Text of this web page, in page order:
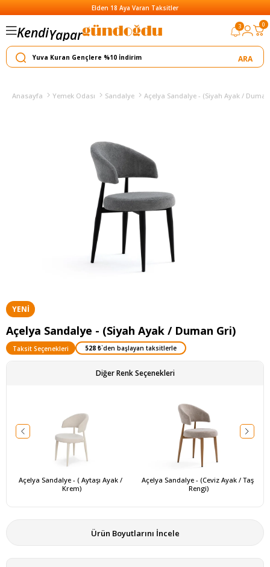
Elden 18 Aya Varan Taksitler
KendiYapar
Satar
3 0
Anasayfa Yemek Odası Sandalye Açelya Sandalye - (Siyah Ayak /
YENI
ÜRÜN
Açelya Sandalye - (Siyah Ayak / Duman Gri)
Taksit Seçenekleri 528 ₺`den başlayan taksitlerle
Diğer Renk Seçenekleri
Açelya Sandalye - ( Aytaşı Ayak /
Krem)
Açelya Sandalye - (Ceviz Ayak / Taş
Rengi)
Ürün Boyutlarını İncele